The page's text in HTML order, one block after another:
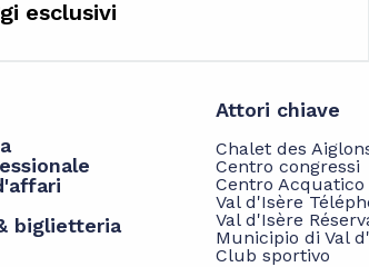
esclusivi
biglietteria
Attori chiave
Chalet des
Centro congressi
Centro Acquatico
Val d'Isère
Val d'Isère
Municipio di Val
Club sportivo